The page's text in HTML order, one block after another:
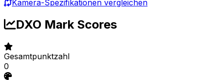
Kamera-Spezifikationen vergleichen
DXO Mark Scores
Gesamtpunktzahl
0